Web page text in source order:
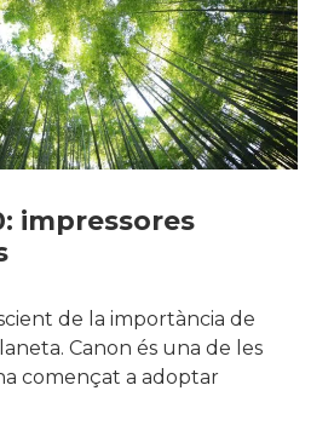
impressores
de la importància de
Canon és una de les
començat a adoptar